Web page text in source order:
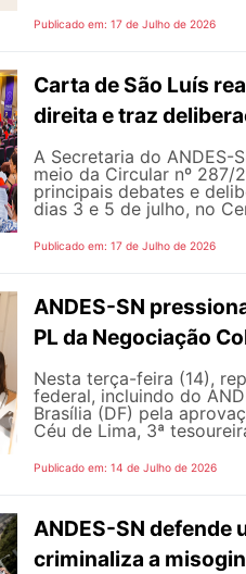
Publicado em: 17 de Julho de 2026
Carta de São Luís
direita e traz
A Secretaria do ANDES-
meio da Circular nº 287/
principais debates e
dias 3 e 5 de julho, no
Publicado em: 17 de Julho de 2026
ANDES-SN
PL da Negociação
Nesta terça-feira (14),
federal, incluindo do
Brasília (DF) pela
Céu de Lima, 3ª
Publicado em: 14 de Julho de 2026
ANDES-SN defende
criminaliza a